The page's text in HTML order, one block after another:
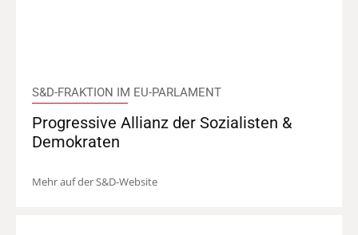
S&D-FRAKTION IM EU-PARLAMENT
Progressive Allianz der Sozialisten &
Demokraten
Mehr auf der S&D-Website